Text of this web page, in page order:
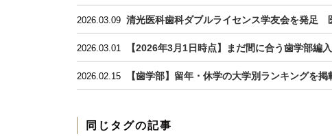
2026.03.09 清光医科歯科ダブルライセンス学友会を発足
2026.03.01 【2026年3月1日時点】まだ間に合う歯学部編
2026.02.15 【歯学部】留年・休学の大学別ランキングを掲
同じタグの記事